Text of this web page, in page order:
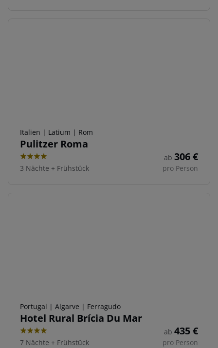
Italien | Latium | Rom
Pulitzer Roma
4
3 Nächte + Frühstück
ab 306€
pro Person
Portugal | Algarve | Ferragudo
Hotel Rural Brícia Du Mar
4
7 Nächte + Frühstück
ab 435€
pro Person